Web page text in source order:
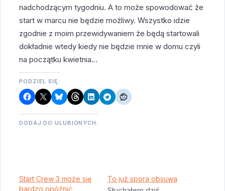
nadchodzącym tygodniu. A to może spowodować że
start w marcu nie będzie możliwy. Wszystko idzie
zgodnie z moim przewidywaniem że będą startowali
dokładnie wtedy kiedy nie będzie mnie w domu czyli
na początku kwietnia…
PODZIEL SIĘ:
DODAJ DO ULUBIONYCH:
Start Crew 3 może się
bardzo opóźnić
To już spora obsuwa